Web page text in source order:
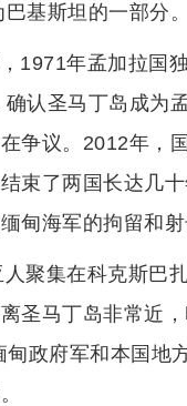
基斯坦的一部分。
1971年孟加拉国
认圣马丁岛成为
争议。2012年，
束了两国长达几
甸海军的拘留和射
聚集在科克斯巴
圣马丁岛非常近
政府军和本国地